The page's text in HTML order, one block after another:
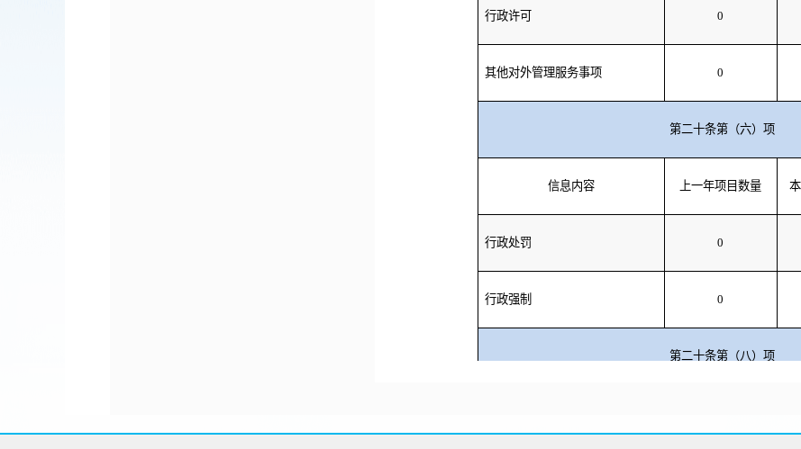
行政许可 0
其他对外管理服务事项 0
第二十条第（六）项
信息内容 上一年项目数量
行政处罚 0
行政强制 0
第二十条第（八）项